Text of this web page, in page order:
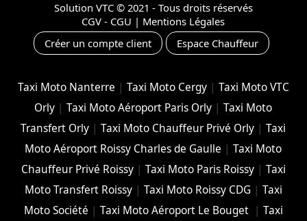
Solution VTC© 2021 - Tous droits réservés
CGV - CGU | Mentions Légales
Créer un compte client
Espace Chauffeur
Taxi Moto Nanterre | Taxi Moto Cergy| Taxi Moto VTC
Orly |Taxi Moto Aéroport Paris Orly |Taxi Moto
Transfert Orly |Taxi Moto Chauffeur Privé Orly |Taxi
Moto Aéroport Roissy Charles de Gaulle |Taxi Moto
Chauffeur Privé Roissy| Taxi Moto Paris Roissy| Taxi
Moto Transfert Roissy| Taxi Moto Roissy CDG | Taxi
Moto Société | Taxi Moto Aéroport Le Bouget | Taxi